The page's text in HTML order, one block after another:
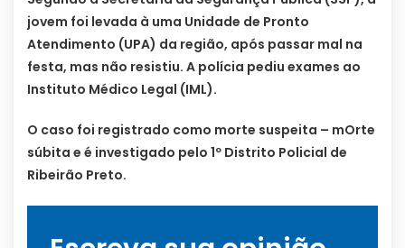
jovem foi levada à uma Unidade de Pronto
Atendimento (UPA) da região, após passar mal na
festa, mas não resistiu. A polícia pediu exames ao
Instituto Médico Legal (IML).
O caso foi registrado como morte suspeita – mOrte
súbita e é investigado pelo 1º Distrito Policial de
Ribeirão Preto.